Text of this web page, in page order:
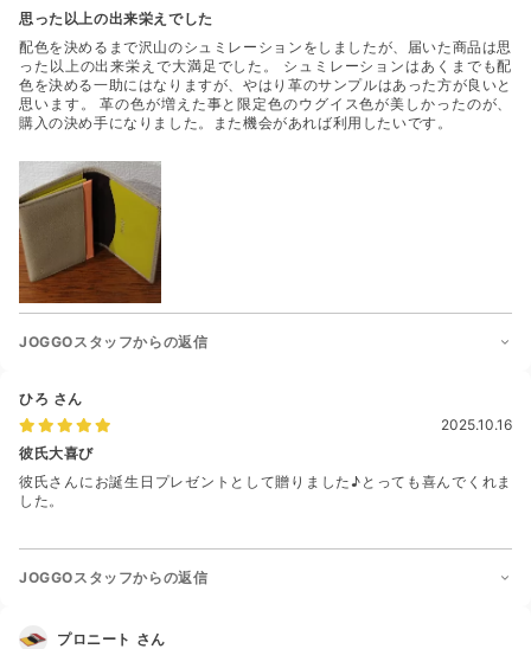
思った以上の出来栄えでした
配色を決めるまで沢山のシュミレーションをしましたが、届いた商品は思
った以上の出来栄えで大満足でした。 シュミレーションはあくまでも配
色を決める一助にはなりますが、やはり革のサンプルはあった方が良いと
思います。 革の色が増えた事と限定色のウグイス色が美しかったのが、
購入の決め手になりました。また機会があれば利用したいです。
JOGGOスタッフからの返信
ひろ さん
2025.10.16
彼氏大喜び
彼氏さんにお誕生日プレゼントとして贈りました♪とっても喜んでくれま
した。
JOGGOスタッフからの返信
プロニート さん